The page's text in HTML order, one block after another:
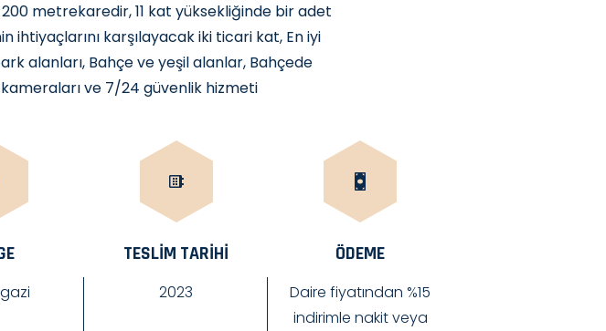
200 metrekaredir, 11 kat yüksekliğinde bir adet
karşılayacak iki ticari kat, En iyi
alanları, Bahçe ve yeşil alanlar, Bahçede
ve 7/24 güvenlik hizmeti
TESLIM TARIHI
2023
ÖDEME
Daire fiyatından %15
indirimle nakit veya